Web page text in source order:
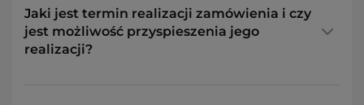
Jaki jest termin realizacji zamówienia i czy
jest możliwość przyspieszenia jego
realizacji?